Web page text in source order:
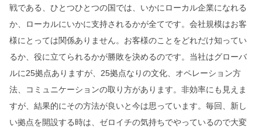
戦である、ひとつひとつの国では、いかにローカル企業になれる
か、ローカルにいかに支持されるかが全てです。会社規模はお客
様にとっては関係ありません。お客様のことをどれだけ知ってい
るか、役に立てられるかが勝敗を決めるのです。当社はグローバ
ルに25拠点ありますが、25拠点なりの文化、オペレーション方
法、コミュニケーションの取り方があります。非効率にも見えま
すが、結果的にその方法が良いと今は思っています。毎回、新し
い拠点を開設する時は、ゼロイチの気持ちでやっているので大変